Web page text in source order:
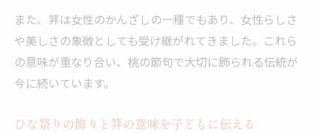
また、笄は女性のかんざしの一種でもあり、女性らしさ
や美しさの象徴としても受け継がれてきました。これら
の意味が重なり合い、桃の節句で大切に飾られる伝統が
今に続いています。
ひな祭りの飾りと笄の意味を子どもに伝える